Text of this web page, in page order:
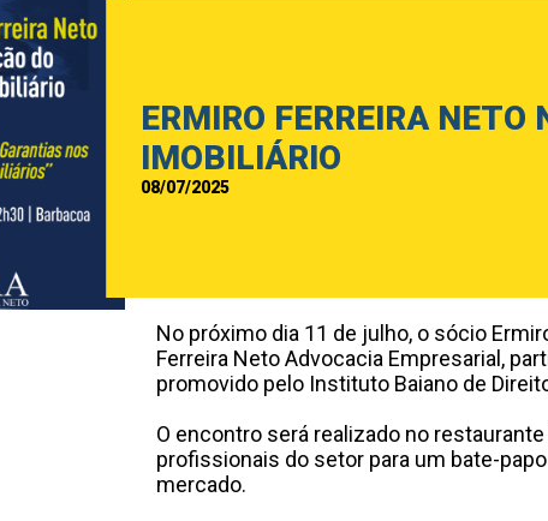
ERMIRO FERREIRA NETO
IMOBILIÁRIO
08/07/2025
No próximo dia 11 de julho, o sócio
Ferreira Neto Advocacia Empresarial,
promovido pelo Instituto Baiano de
O encontro será realizado no
profissionais do setor para um bate-
mercado.